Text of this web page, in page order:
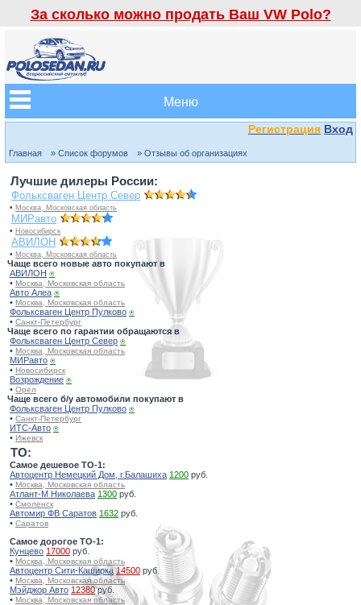
За сколько можно продать Ваш VW Polo?
Меню
Регистрация Вход
Главная » Список форумов » Отзывы об организациях
Лучшие дилеры России:
Фольксваген Центр Север
• Москва, Московская область
МИРавто
• Новосибирск
АВИЛОН
• Москва, Московская область
Чаще всего новые авто покупают в
АВИЛОН ⍟
• Москва, Московская область
Авто Алеа ⍟
• Москва, Московская область
Фольксваген Центр Пулково ⍟
• Санкт-Петербург
Чаще всего по гарантии обращаются в
Фольксваген Центр Север ⍟
• Москва, Московская область
МИРавто ⍟
• Новосибирск
Возрождение ⍟
• Орел
Чаще всего б/у автомобили покупают в
Фольксваген Центр Пулково ⍟
• Санкт-Петербург
ИТС-Авто ⍟
• Ижевск
TO:
Самое дешевое ТО-1:
Автоцентр Немецкий Дом, г.Балашиха 1200 руб.
• Москва, Московская область
Атлант-М Николаева 1300 руб.
• Смоленск
Автомир ФВ Саратов 1632 руб.
• Саратов
Самое дорогое ТО-1:
Кунцево 17000 руб.
• Москва, Московская область
Автоцентр Сити-Каширка 14500 руб.
• Москва, Московская область
Мэйджор Авто 12380руб.
• Москва, Московская область